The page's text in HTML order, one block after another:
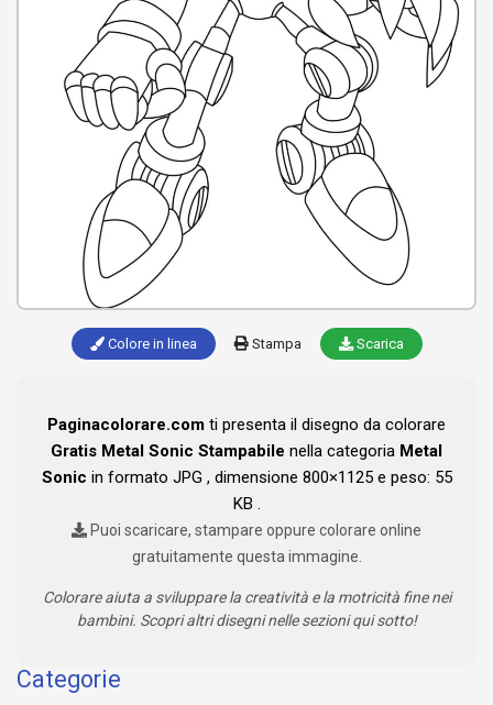
Colore in linea Stampa Scarica
Paginacolorare.com ti presenta il disegno da colorare
Gratis Metal Sonic Stampabile nella categoria Metal
Sonic in formato JPG , dimensione 800×1125 e peso: 55
KB .
Puoi scaricare, stampare oppure colorare online
gratuitamente questa immagine.
Colorare aiuta a sviluppare la creatività e la motricità fine nei
bambini. Scopri altri disegni nelle sezioni qui sotto!
Categorie